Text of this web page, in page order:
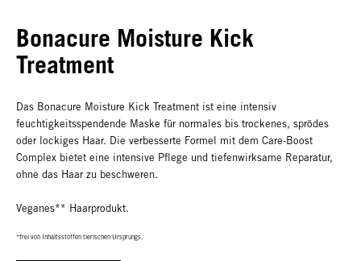
Bonacure Moisture Kick
Treatment
Das Bonacure Moisture Kick Treatment ist eine intensiv
feuchtigkeitsspendende Maske für normales bis trockenes, sprödes
oder lockiges Haar. Die verbesserte Formel mit dem Care-Boost
Complex bietet eine intensive Pflege und tiefenwirksame Reparatur,
ohne das Haar zu beschweren.
Veganes** Haarprodukt.
*frei von Inhaltsstoffen tierischen Ursprungs.